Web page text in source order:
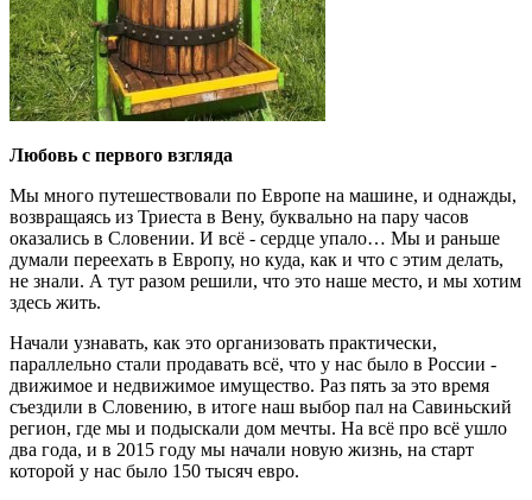
Любовь с первого взгляда
Мы много путешествовали по Европе на машине, и однажды,
возвращаясь из Триеста в Вену, буквально на пару часов
оказались в Словении. И всё - сердце упало… Мы и раньше
думали переехать в Европу, но куда, как и что с этим делать,
не знали. А тут разом решили, что это наше место, и мы хотим
здесь жить.
Начали узнавать, как это организовать практически,
параллельно стали продавать всё, что у нас было в России -
движимое и недвижимое имущество. Раз пять за это время
съездили в Словению, в итоге наш выбор пал на Савиньский
регион, где мы и подыскали дом мечты. На всё про всё ушло
два года, и в 2015 году мы начали новую жизнь, на старт
которой у нас было 150 тысяч евро.